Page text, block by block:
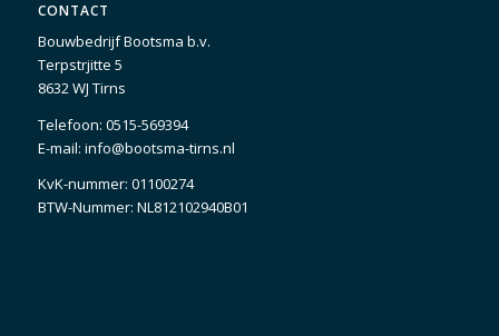
CONTACT
Bouwbedrijf Bootsma b.v.
Terpstrjitte 5
8632 WJ Tirns
Telefoon: 0515-569394
E-mail: info@bootsma-tirns.nl
KvK-nummer: 01100274
BTW-Nummer: NL812102940B01